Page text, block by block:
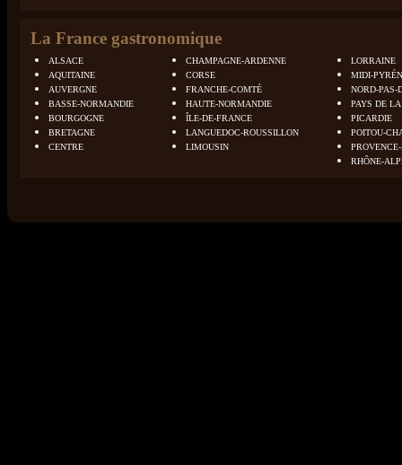
La France gastronomique
ALSACE
AQUITAINE
AUVERGNE
BASSE-NORMANDIE
BOURGOGNE
BRETAGNE
CENTRE
CHAMPAGNE-ARDENNE
CORSE
FRANCHE-COMTÉ
HAUTE-NORMANDIE
ÎLE-DE-FRANCE
LANGUEDOC-ROUSSILLON
LIMOUSIN
LORRAINE
MIDI-
NORD-PAS-
PAYS DE
PICARDIE
POITOU-
RHÔNE-